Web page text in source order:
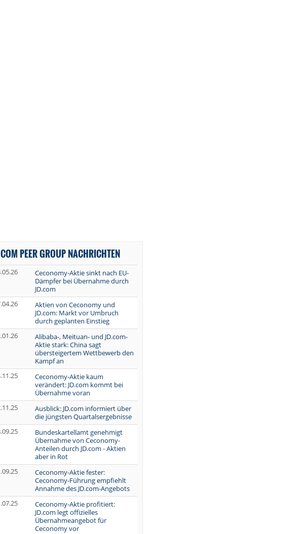
PEER GROUP NACHRICHTEN
Ceconomy-Aktie sinkt nach EU-
Dämpfer bei Übernahme durch
JD.com
Aktien von Ceconomy und
JD.com: Markt vor Umbruch
durch geplanten Einstieg
Alibaba-, Meituan- und JD.com-
Aktie stark: China sagt
übersteigertem Wettbewerb den
Kampf an
Ceconomy-Aktie kaum
verändert: JD.com kommt bei
Übernahme voran
Ausblick: JD.com informiert über
die jüngsten Quartalsergebnisse
Bundeskartellamt genehmigt
Übernahme von Ceconomy-
Anteilen durch JD.com - Aktien
aber in Rot
Ceconomy-Aktie fester:
Ceconomy-Führung empfiehlt
Annahme des JD.com-Angebots
Ceconomy-Aktie profitiert:
JD.com legt offizielles
Übernahmeangebot für
Ceconomy vor